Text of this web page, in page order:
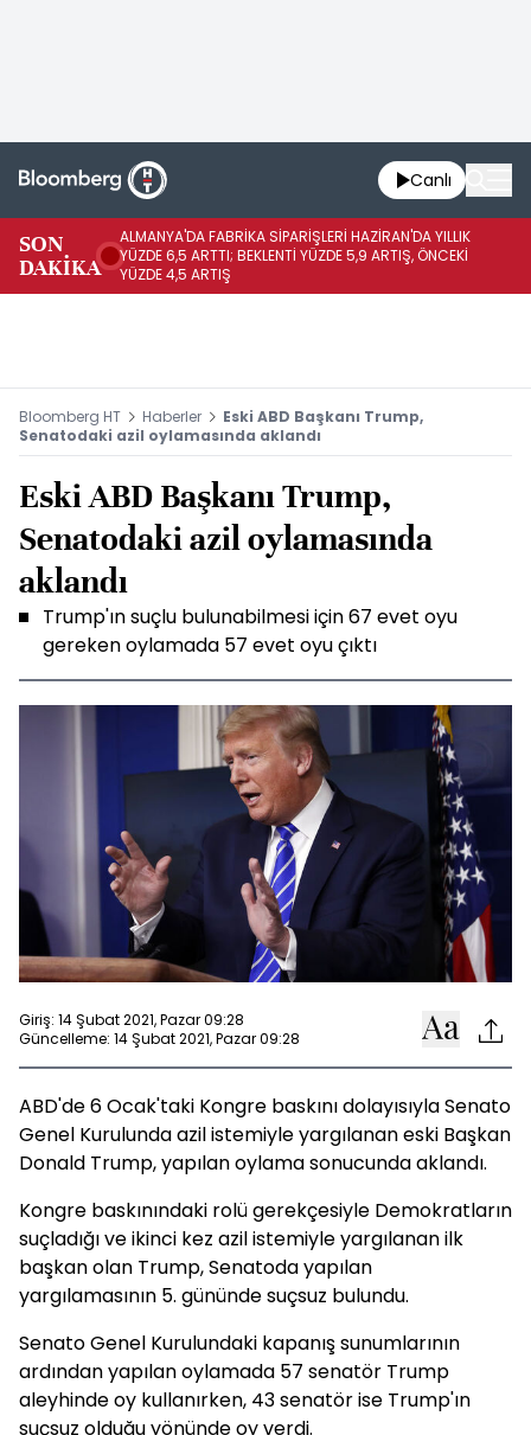
Canlı
SON
DAKİKA
ALMANYA'DA FABRİKA SİPARİŞLERİ HAZİRAN'DA YILLIK
YÜZDE 6,5 ARTTI; BEKLENTİ YÜZDE 5,9 ARTIŞ, ÖNCEKİ
YÜZDE 4,5 ARTIŞ
Bloomberg HT Haberler
Eski ABD Başkanı Trump,
Senatodaki azil oylamasında aklandı
Eski ABD Başkanı Trump,
Senatodaki azil oylamasında
aklandı
Trump'ın suçlu bulunabilmesi için 67 evet oyu
gereken oylamada 57 evet oyu çıktı
Giriş: 14 Şubat 2021, Pazar 09:28
Güncelleme: 14 Şubat 2021, Pazar 09:28
ABD'de 6 Ocak'taki Kongre baskını dolayısıyla Senato
Genel Kurulunda azil istemiyle yargılanan eski Başkan
Donald Trump, yapılan oylama sonucunda aklandı.
Kongre baskınındaki rolü gerekçesiyle Demokratların
suçladığı ve ikinci kez azil istemiyle yargılanan ilk
başkan olan Trump, Senatoda yapılan
yargılamasının 5. gününde suçsuz bulundu.
Senato Genel Kurulundaki kapanış sunumlarının
ardından yapılan oylamada 57 senatör Trump
aleyhinde oy kullanırken, 43 senatör ise Trump'ın
suçsuz olduğu yönünde oy verdi.